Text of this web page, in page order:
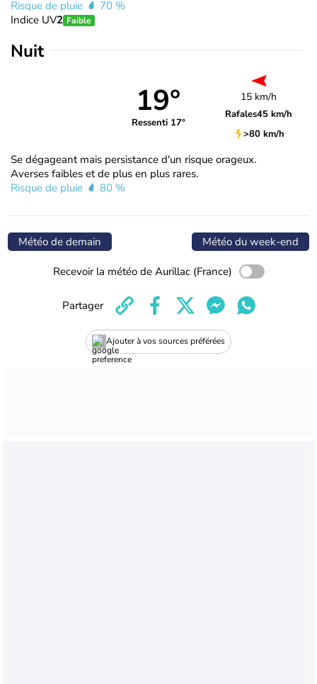
Risque de pluie
70 %
Indice UV2 Faible
Nuit
19°
Ressenti 17°
15 km/h
Rafales45 km/h
>80 km/h
Se dégageant mais persistance d'un risque orageux.
Averses faibles et de plus en plus rares.
Risque de pluie
80 %
Météo de demain Météo du week-end
Recevoir la météo de Aurillac (France)
Ajouter à vos sources préférées
Partager